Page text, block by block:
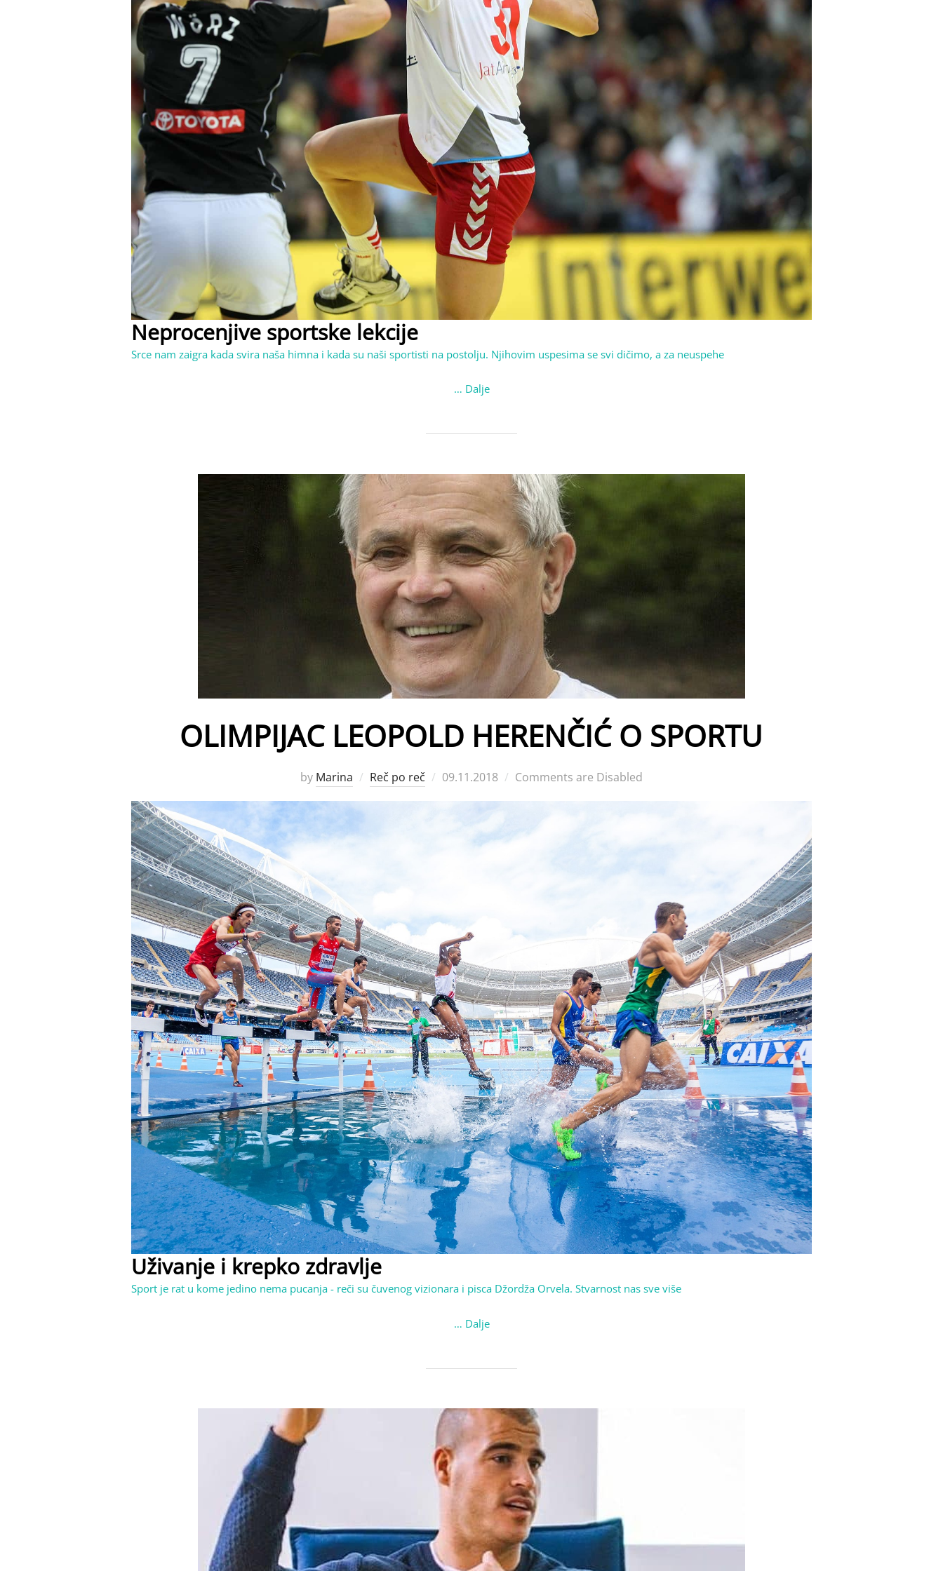
Neprocenjive sportske lekcije
Srce nam zaigra kada svira naša himna i kada su naši sportisti na postolju. Njihovim uspesima se svi dičimo, a za neuspehe
… Dalje
OLIMPIJAC LEOPOLD HERENČIĆ O SPORTU
by Marina Reč po reč
Posted
09.11.2018 Comments are Disabled
Uživanje i krepko zdravlјe
Sport je rat u kome jedino nema pucanja - reči su čuvenog vizionara i pisca Džordža Orvela. Stvarnost nas sve više
… Dalje